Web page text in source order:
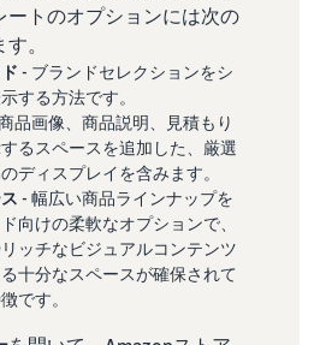
ートのオプションには次の
。
- ブランドセレクションをシ
する方法です。
品画像、商品説明、見積もり
るスペースを追加した、厳選
ディスプレイを含みます。
- 幅広い商品ラインナップを
向けの柔軟なオプションで、
ッチなビジュアルコンテンツ
十分なスペースが確保されて
です。